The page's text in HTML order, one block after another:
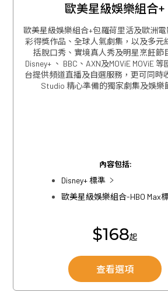
歐美星級娛樂組合+
歐美星級娛樂組合+包羅荷里活及歐洲
彩得獎作品、全球人氣劇集，以及多元
括脫口秀、實境真人秀及明星烹飪節
Disney+ 、 BBC、AXN及MOViE MOViE
台提供頻道直播及自選服務，更可同時
Studio 精心準備的獨家劇集及娛樂
內容包括:
Disney+ 標準
歐美星級娛樂組合-HBO Max
$168起
查看選項